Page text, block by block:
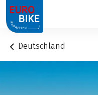
1
Deutschland